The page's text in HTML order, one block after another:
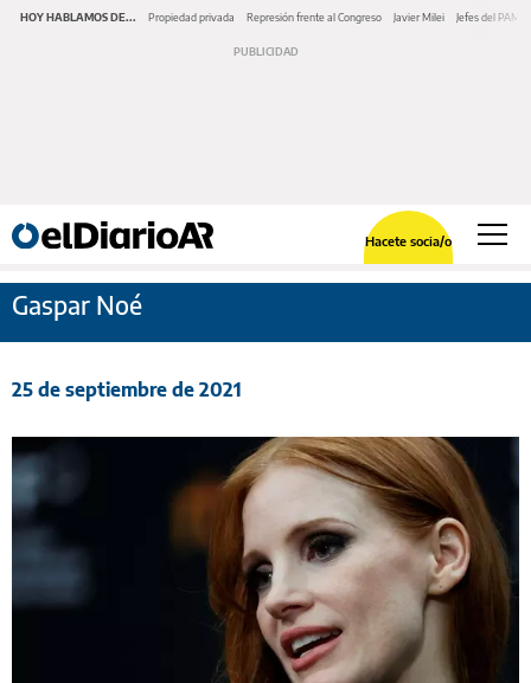
HOY HABLAMOS DE... Propiedad privada Represión frente al Congreso Javier Milei Jefes del PAMI
Hacete socia/o
Gaspar Noé
25 de septiembre de 2021